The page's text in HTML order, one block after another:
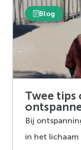
Blog
Twee tips
Bij
in het lichaam